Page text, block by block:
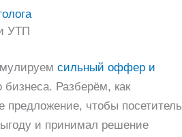
УТП
сильный оффер и
бизнеса. Разберём, как
предложение, чтобы посетитель
и принимал решение